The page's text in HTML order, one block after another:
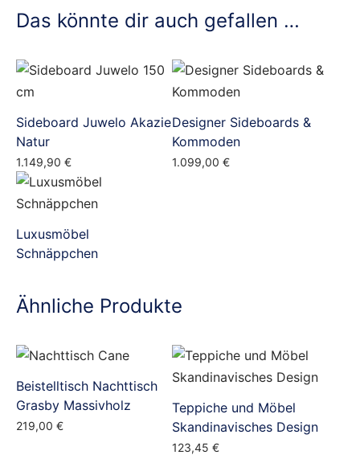
Das könnte dir auch gefallen …
Sideboard Juwelo Akazie
Natur
1.149,90 €
Designer Sideboards &
Kommoden
1.099,00 €
Luxusmöbel
Schnäppchen
Ähnliche Produkte
Beistelltisch Nachttisch
Grasby Massivholz
219,00 €
Teppiche und Möbel
Skandinavisches Design
123,45 €